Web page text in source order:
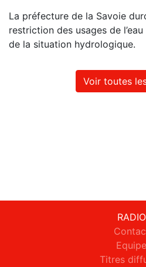
La préfecture de la Savoie
restriction des usages de
de la situation hydrologique.
Voir toutes
RADIO
Equipe
Titres